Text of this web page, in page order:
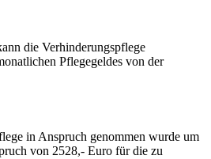
die Verhinderungspflege
Pflegegeldes von der
in Anspruch genommen wurde um
von 2528,- Euro für die zu